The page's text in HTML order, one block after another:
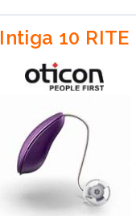
Intiga 10 RITE